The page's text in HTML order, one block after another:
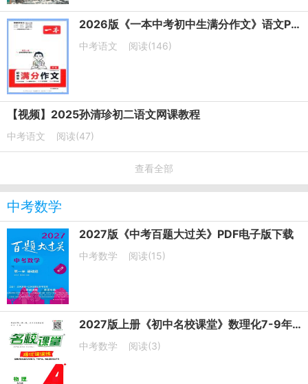
2026版《一本中考初中生满分作文》语文PDF电子版下载
中考语文 阅读(146)
【视频】2025孙清珍初二语文网课教程
中考语文 阅读(47)
查看全部
中考数学
2027版《中考百题大过关》PDF电子版下载
中考数学 阅读(15)
2027版上册《初中名校课堂》数理化7-9年级上册PDF电子版下载
中考数学 阅读(3)